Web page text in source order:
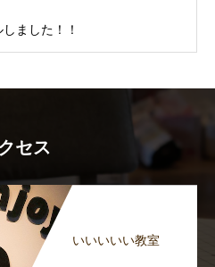
ました！！
セス
いいいいい教室